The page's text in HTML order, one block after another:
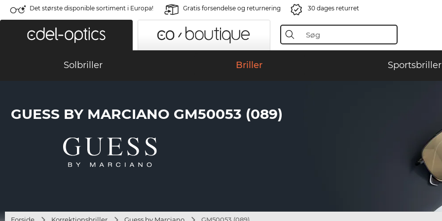
Det største disponible sortiment i Europa! Gratis forsendelse og returnering 30 dages returret
Solbriller Briller Sportsbriller
GUESS BY MARCIANO GM50053 (089)